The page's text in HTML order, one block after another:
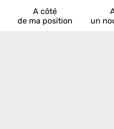
A côté
de ma position
un